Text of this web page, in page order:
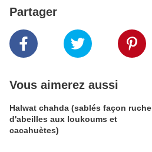
Partager
Vous aimerez aussi
Halwat chahda (sablés façon ruche
d'abeilles aux loukoums et
cacahuètes)